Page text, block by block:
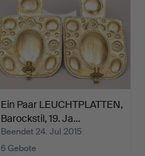
Ein Paar LEUCHTPLATTEN,
Barockstil, 19. Ja…
Beendet 24. Jul 2015
6 Gebote